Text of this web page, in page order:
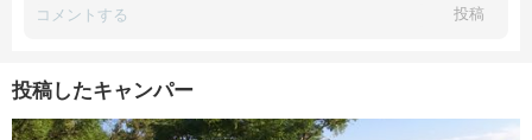
投稿
投稿したキャンパー